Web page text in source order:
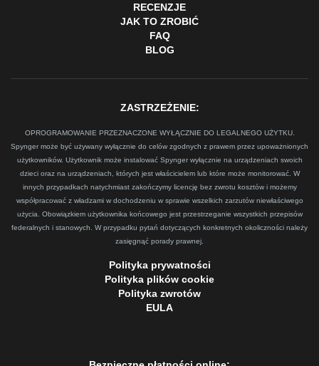
RECENZJE
JAK TO ZROBIĆ
FAQ
BLOG
ZASTRZEŻENIE:
OPROGRAMOWANIE PRZEZNACZONE WYŁĄCZNIE DO LEGALNEGO UŻYTKU.
Spynger może być używany wyłącznie do celów zgodnych z prawem przez upoważnionych
użytkowników. Użytkownik może instalować Spynger wyłącznie na urządzeniach swoich
dzieci oraz na urządzeniach, których jest właścicielem lub które może monitorować. W
innych przypadkach natychmiast zakończymy licencję bez zwrotu kosztów i możemy
współpracować z władzami w dochodzeniu w sprawie wszelkich zarzutów niewłaściwego
użycia. Obowiązkiem użytkownika końcowego jest przestrzeganie wszystkich przepisów
federalnych i stanowych. W przypadku pytań dotyczących konkretnych okoliczności należy
zasięgnąć porady prawnej.
Polityka prywatności
Polityka plików cookie
Polityka zwrotów
EULA